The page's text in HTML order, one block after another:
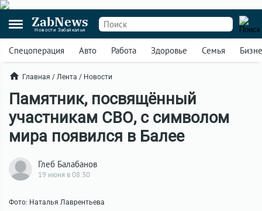
ZabNews
Новости Забайкалья
Спецоперация Авто Работа Здоровье Семья
Главная / Лента / Новости
Памятник, посвящённый
участникам СВО, с символом
мира появился в Балее
Глеб Балабанов
19 июня в 08:30
Фото: Наталья Лаврентьева